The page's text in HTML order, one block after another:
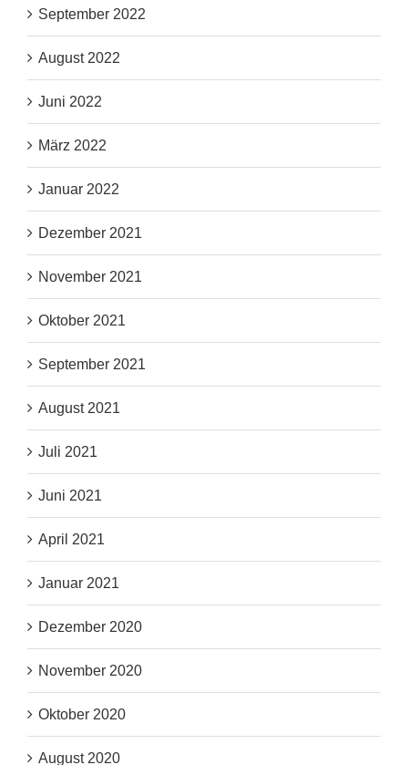
September 2022
August 2022
Juni 2022
März 2022
Januar 2022
Dezember 2021
November 2021
Oktober 2021
September 2021
August 2021
Juli 2021
Juni 2021
April 2021
Januar 2021
Dezember 2020
November 2020
Oktober 2020
August 2020